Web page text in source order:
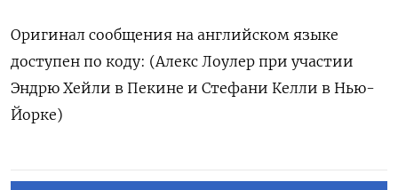
Оригинал сообщения на английском языке
доступен по коду: (Алекс Лоулер при участии
Эндрю Хейли в Пекине и Стефани Келли в Нью-
Йорке)